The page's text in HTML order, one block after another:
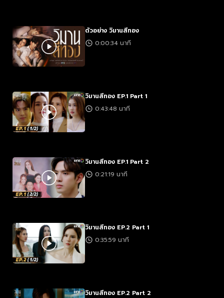
ตัวอย่าง วิมานสีทอง
0:00:34 นาที
วิมานสีทอง EP.1 Part 1
0:43:48 นาที
วิมานสีทอง EP.1 Part 2
0:21:19 นาที
วิมานสีทอง EP.2 Part 1
0:35:59 นาที
วิมานสีทอง EP.2 Part 2